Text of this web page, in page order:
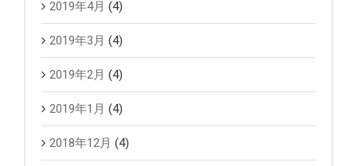
2019年4月 (4)
2019年3月 (4)
2019年2月 (4)
2019年1月 (4)
2018年12月 (4)